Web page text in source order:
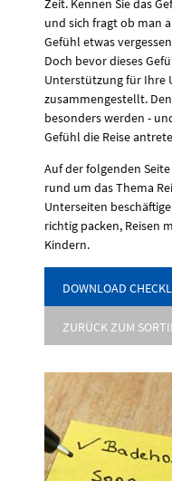
Zeit. Kennen Sie das
und sich fragt ob man
Gefühl etwas
Doch bevor dieses
Unterstützung für Ihre
zusammengestellt.
besonders werden -
Gefühl die Reise
Auf der folgenden
rund um das Thema
Unterseiten
richtig packen, Reisen
Kindern.
DOWNLOAD
ZURÜCK ZUM